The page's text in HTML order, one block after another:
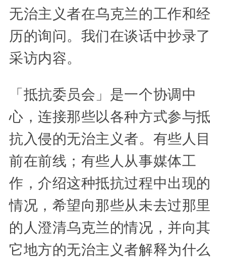
无治主义者在乌克兰的工作和经
历的询问。我们在谈话中抄录了
采访内容。
「抵抗委员会」是一个协调中
心，连接那些以各种方式参与抵
抗入侵的无治主义者。有些人目
前在前线；有些人从事媒体工
作，介绍这种抵抗过程中出现的
情况，希望向那些从未去过那里
的人澄清乌克兰的情况，并向其
它地方的无治主义者解释为什么